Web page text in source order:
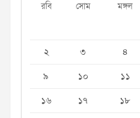
রবি সোম মঙ্গল
২
৩ ৪
৯
১০ ১১
১৬
১৭ ১৮